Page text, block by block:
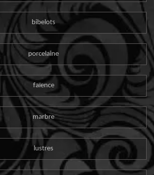
bibelots
porcelaine
faïence
marbre
lustres